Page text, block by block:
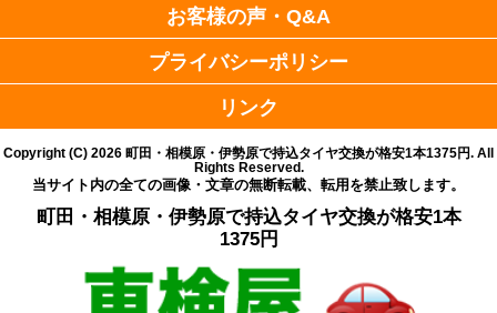
お客様の声・Q&A
プライバシーポリシー
リンク
Copyright (C) 2026 町田・相模原・伊勢原で持込タイヤ交換が格安1本1375円. All
Rights Reserved.
当サイト内の全ての画像・文章の無断転載、転用を禁止致します。
町田・相模原・伊勢原で持込タイヤ交換が格安1本
1375円